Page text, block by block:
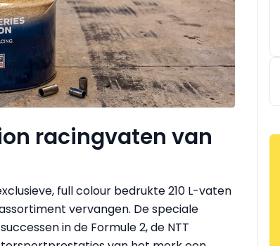
racingvaten van
full colour bedrukte 210 L-vaten
vervangen. De speciale
in de Formule 2, de NTT